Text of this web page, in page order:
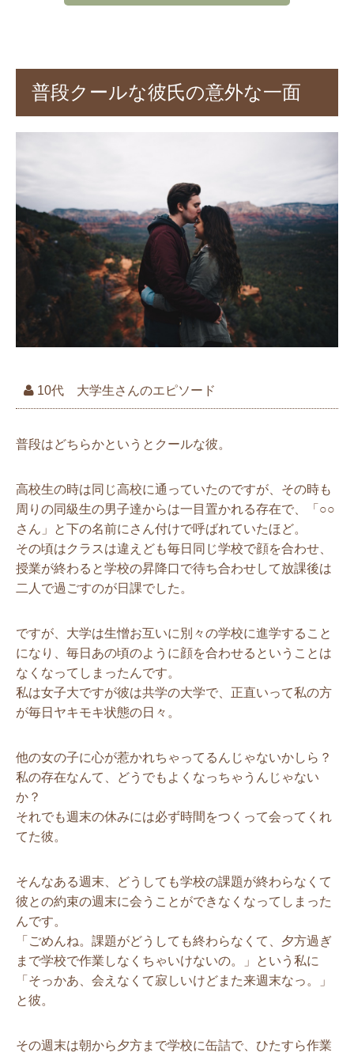
普段クールな彼氏の意外な一面
10代 大学生さんのエピソード
普段はどちらかというとクールな彼。
高校生の時は同じ高校に通っていたのですが、その時も
周りの同級生の男子達からは一目置かれる存在で、「○○
さん」と下の名前にさん付けで呼ばれていたほど。
その頃はクラスは違えども毎日同じ学校で顔を合わせ、
授業が終わると学校の昇降口で待ち合わせして放課後は
二人で過ごすのが日課でした。
ですが、大学は生憎お互いに別々の学校に進学すること
になり、毎日あの頃のように顔を合わせるということは
なくなってしまったんです。
私は女子大ですが彼は共学の大学で、正直いって私の方
が毎日ヤキモキ状態の日々。
他の女の子に心が惹かれちゃってるんじゃないかしら？
私の存在なんて、どうでもよくなっちゃうんじゃない
か？
それでも週末の休みには必ず時間をつくって会ってくれ
てた彼。
そんなある週末、どうしても学校の課題が終わらなくて
彼との約束の週末に会うことができなくなってしまった
んです。
「ごめんね。課題がどうしても終わらなくて、夕方過ぎ
まで学校で作業しなくちゃいけないの。」という私に
「そっかあ、会えなくて寂しいけどまた来週末なっ。」
と彼。
その週末は朝から夕方まで学校に缶詰で、ひたすら作業